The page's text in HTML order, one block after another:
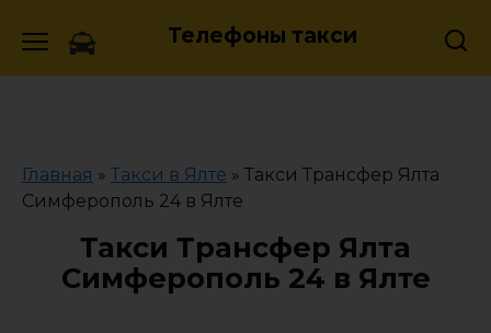
Телефоны такси
Главная » Такси в Ялте » Такси Трансфер Ялта
Симферополь 24 в Ялте
Такси Трансфер Ялта
Симферополь 24 в Ялте